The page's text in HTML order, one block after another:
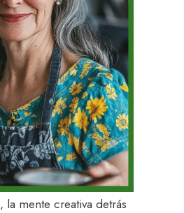
, la mente creativa detrás